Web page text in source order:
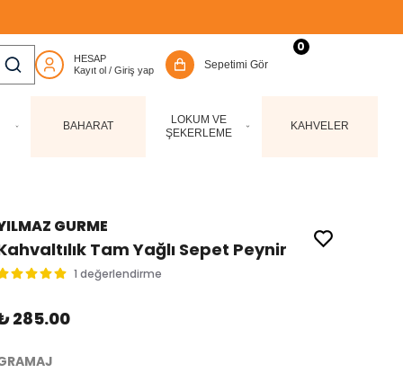
BAHARAT
LOKUM VE
ŞEKERLEME
KAHVELER
0
GURME
Tam Yağlı Sepet Peynir
1 değerlendirme
285.00